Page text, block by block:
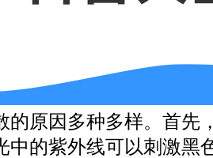
原因多种多样。首先
中的紫外线可以刺激黑